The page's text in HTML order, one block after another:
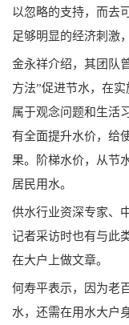
以忽略的支持，而去
足够明显的经济刺激
金永祥介绍，其团队
方法”促进节水，在
属于观念问题和生活
有全面提升水价，给
果。阶梯水价，从节
居民用水。
供水行业资深专家、
记者采访时也有与此
在大户上做文章。
何寿平表示，因为老
水，还需在用水大户